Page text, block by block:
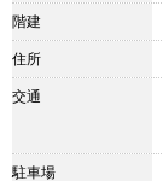
階建
住所
交通
駐車場